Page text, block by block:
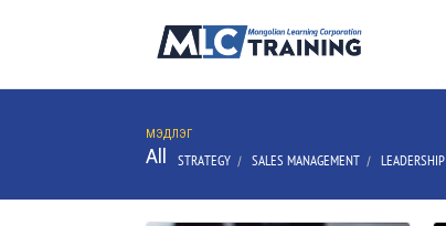
МЭДЛЭГ
All STRATEGY / SALES MANAGEMENT / LEADERSHIP